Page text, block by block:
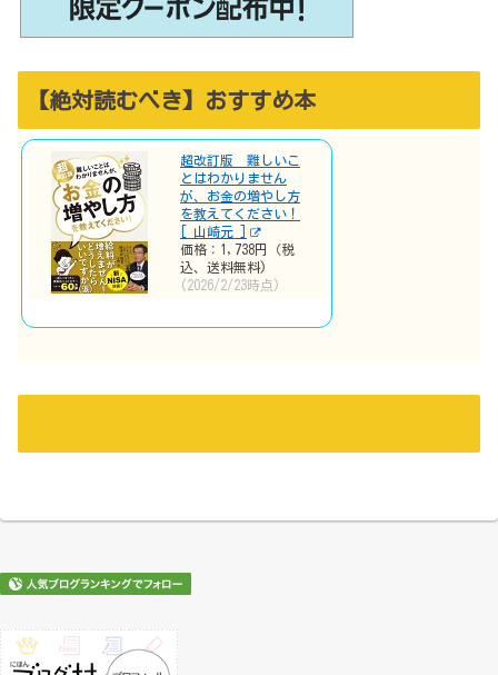
【絶対読むべき】おすすめ本
超改訂版 難しいこ
とはわかりません
が、お金の増やし方
を教えてください！
[ 山崎元 ]
価格：1,738円（税
込、送料無料)
(2026/2/23時点)